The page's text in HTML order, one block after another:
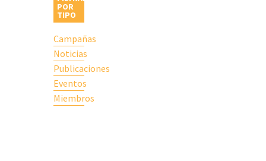
POR
TIPO
Campañas
Noticias
Publicaciones
Eventos
Miembros